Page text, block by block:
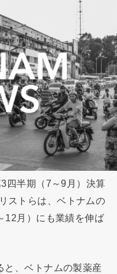
四半期（7～9月）決算
ストらは、ベトナムの
12月）にも業績を伸ば
と、ベトナムの製薬産